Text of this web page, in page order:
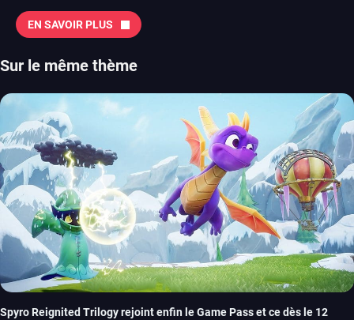
EN SAVOIR PLUS
Sur le même thème
Spyro Reignited Trilogy rejoint enfin le Game Pass et ce dès le 12